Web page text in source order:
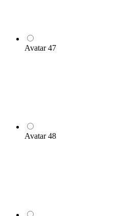
Avatar 47
Avatar 48